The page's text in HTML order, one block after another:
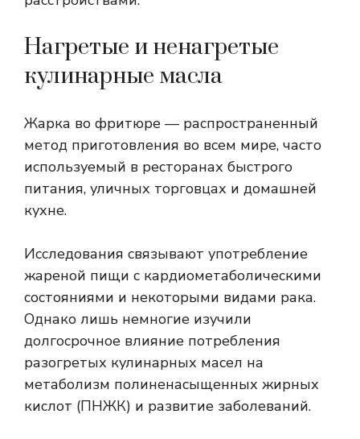
Нагретые и ненагретые
кулинарные масла
Жарка во фритюре — распространенный
метод приготовления во всем мире, часто
используемый в ресторанах быстрого
питания, уличных торговцах и домашней
кухне.
Исследования связывают употребление
жареной пищи с кардиометаболическими
состояниями и некоторыми видами рака.
Однако лишь немногие изучили
долгосрочное влияние потребления
разогретых кулинарных масел на
метаболизм полиненасыщенных жирных
кислот (ПНЖК) и развитие заболеваний.